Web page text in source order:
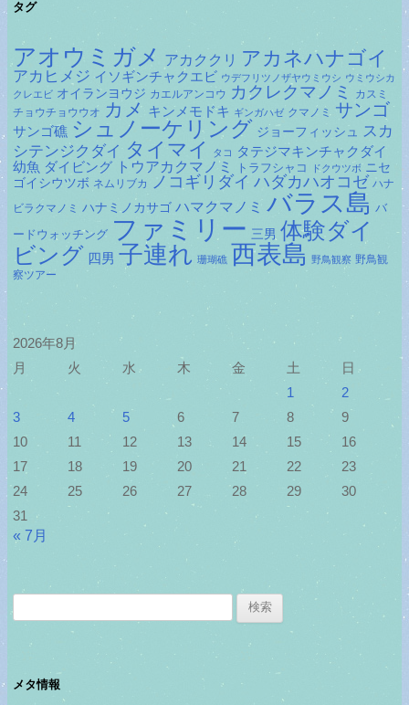
タグ
アオウミガメ アカククリ アカネハナゴイ
アカヒメジ イソギンチャクエビ ウデフリツノザヤウミウシ ウミウシカ
クレエビ オイランヨウジ カエルアンコウ カクレクマノミ
カスミ
チョウチョウウオ カメ キンメモドキ ギンガハゼ クマノミ サンゴ
サンゴ礁 シュノーケリング ジョーフィッシュ
スカ
シテンジクダイ タイマイ タコ
タテジマキンチャクダイ
幼魚 ダイビング トウアカクマノミ トラフシャコ ドクウツボ
ニセ
ゴイシウツボ ネムリブカ ノコギリダイ ハダカハオコゼ ハナ
ビラクマノミ ハナミノカサゴ ハマクマノミ バラス島 バ
ードウォッチング ファミリー 三男 体験ダイ
ビング 四男 子連れ 珊瑚礁 西表島 野鳥観察 野鳥観
察ツアー
2026年8月
月
火 水 木 金 土
日
1
2
3
4 5 6 7 8
9
10
11 12 13 14 15
16
17
18 19 20 21 22
23
24
25 26 27 28 29
30
31
« 7月
メタ情報